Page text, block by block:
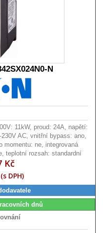
N
11kW, proud: 24A, napětí:
AC, vnitřní bypass: ano,
ne, integrovaná
teplotní rozsah: standardní
Kč
DPH)
dnů